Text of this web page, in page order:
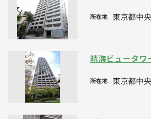
所在地 東京都中
晴海ビュータワ
所在地 東京都中